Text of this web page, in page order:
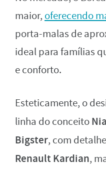
maior, oferecendo
porta-malas de
ideal para famílias
e conforto.
Esteticamente, o
linha do conceito
Bigster, com
Renault Kardian,